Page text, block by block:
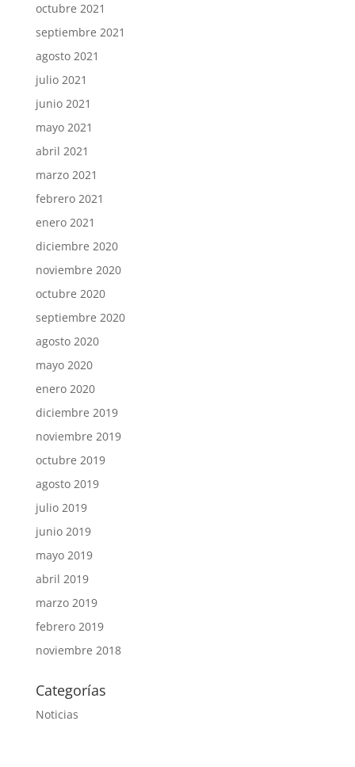
octubre 2021
septiembre 2021
agosto 2021
julio 2021
junio 2021
mayo 2021
abril 2021
marzo 2021
febrero 2021
enero 2021
diciembre 2020
noviembre 2020
octubre 2020
septiembre 2020
agosto 2020
mayo 2020
enero 2020
diciembre 2019
noviembre 2019
octubre 2019
agosto 2019
julio 2019
junio 2019
mayo 2019
abril 2019
marzo 2019
febrero 2019
noviembre 2018
Categorías
Noticias